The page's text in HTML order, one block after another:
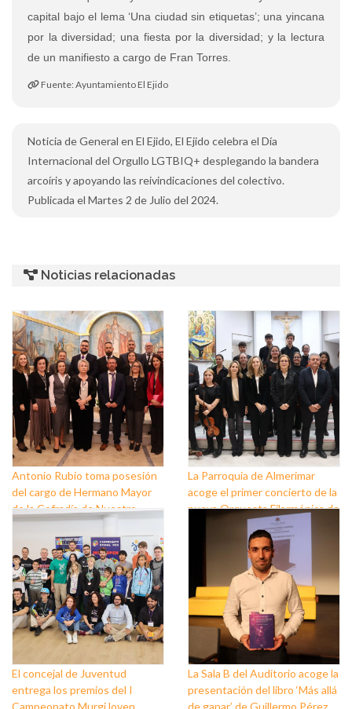
capital bajo el lema ‘Una ciudad sin etiquetas’; una yincana
por la diversidad; una fiesta por la diversidad; y la lectura
de un manifiesto a cargo de Fran Torres.
Fuente: Ayuntamiento El Ejido
Noticia de General en El Ejido, El Ejido celebra el Día
Internacional del Orgullo LGTBIQ+ desplegando la bandera
arcoíris y apoyando las reivindicaciones del colectivo.
Publicada el Martes 2 de Julio del 2024.
Noticias relacionadas
Antonio Rubio toma posesión
del cargo de Hermano Mayor
de la Cofradía de Nuestro
Padre Jesús Nazareno y
Nuestra Señora de los Dolores
de Balerma
La Parroquia de Almerimar
acoge el primer concierto de la
nueva Orquesta Filarmónica de
El concejal de Juventud
entrega los premios del I
Campeonato MurgiJoven
La Sala B del Auditorio acoge la
presentación del libro ‘Más allá
de ganar’ de Guillermo Pérez